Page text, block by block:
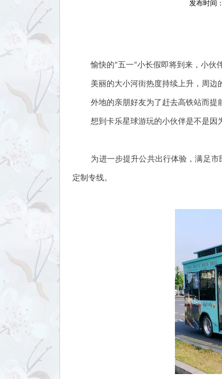
发布时间
愉快的“五一”小长假即将到来，小伙
美丽的大小河街热度持续上升，周
外地的亲朋好友为了赶去高铁站而提
想到卡乐星球游玩的小伙伴是不是因
为进一步提升公共出行体验，满足
定制专线。